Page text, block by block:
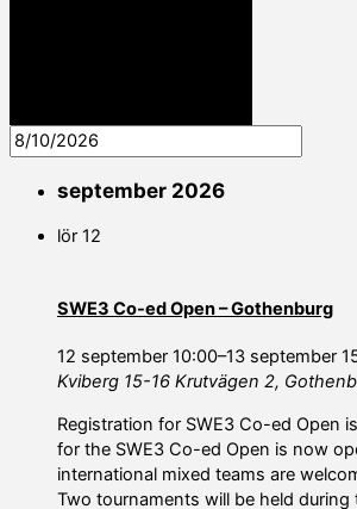
september 2026
lör 12
SWE3 Co-ed Open – Gothenburg
12 september 10:00–13 september
Kviberg 15-16 Krutvägen 2,
Registration for SWE3 Co-ed Open
for the SWE3 Co-ed Open is now
international mixed teams are
Two tournaments will be held during